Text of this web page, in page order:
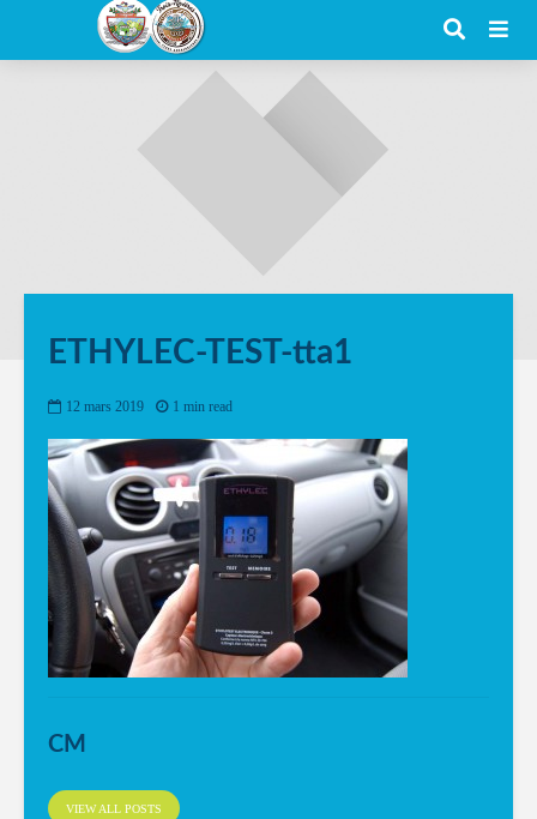
ETHYLEC-TEST-tta1
12 mars 2019 1 min read
CM
VIEW ALL POSTS